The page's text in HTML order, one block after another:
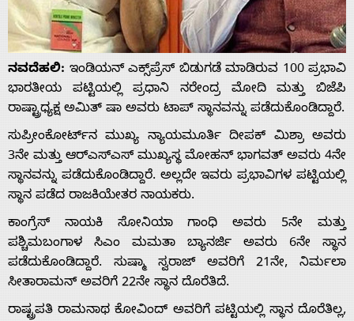
Home
ನವದೆಹಲಿ: ಇಂಡಿಯನ್ ಎಕ್ಸ್‌ಪ್ರೆಸ್ ಬಿಡುಗಡೆ ಮಾಡಿರುವ 100 ಪ್ರಭಾವಿ
ಭಾರತೀಯ ಪಟ್ಟಿಯಲ್ಲಿ ಪ್ರಧಾನಿ ನರೇಂದ್ರ ಮೋದಿ ಮತ್ತು ಬಿಜೆಪಿ
ರಾಷ್ಟ್ರಾಧ್ಯಕ್ಷ ಅಮಿತ್ ಷಾ ಅವರು ಟಾಪ್ ಸ್ಥಾನವನ್ನು ಪಡೆದುಕೊಂಡಿದ್ದಾರೆ.
ಸುಪ್ರೀಂಕೋರ್ಟ್‌ನ ಮುಖ್ಯ ನ್ಯಾಯಮೂರ್ತಿ ದೀಪಕ್ ಮಿಶ್ರಾ ಅವರು
3ನೇ ಮತ್ತು ಆರ್‌ಎಸ್‌ಎಸ್ ಮುಖ್ಯಸ್ಥ ಮೋಹನ್ ಭಾಗವತ್ ಅವರು 4ನೇ
ಸ್ಥಾನವನ್ನು ಪಡೆದುಕೊಂಡಿದ್ದಾರೆ. ಅಲ್ಲದೇ ಇವರು ಪ್ರಭಾವಿಗಳ ಪಟ್ಟಿಯಲ್ಲಿ
ಸ್ಥಾನ ಪಡೆದ ರಾಜಕಿಯೇತರ ನಾಯಕರು.
ಕಾಂಗ್ರೆಸ್ ನಾಯಕಿ ಸೋನಿಯಾ ಗಾಂಧಿ ಅವರು 5ನೇ ಮತ್ತು
ಪಶ್ಚಿಮಬಂಗಾಳ ಸಿಎಂ ಮಮತಾ ಬ್ಯಾನರ್ಜಿ ಅವರು 6ನೇ ಸ್ಥಾನ
ಪಡೆದುಕೊಂಡಿದ್ದಾರೆ. ಸುಷ್ಮಾ ಸ್ವರಾಜ್ ಅವರಿಗೆ 21ನೇ, ನಿರ್ಮಲಾ
ಸೀತಾರಾಮನ್ ಅವರಿಗೆ 22ನೇ ಸ್ಥಾನ ದೊರೆತಿದೆ.
ರಾಷ್ಟ್ರಪತಿ ರಾಮನಾಥ ಕೋವಿಂದ್ ಅವರಿಗೆ ಪಟ್ಟಿಯಲ್ಲಿ ಸ್ಥಾನ ದೊರೆತಿಲ್ಲ,